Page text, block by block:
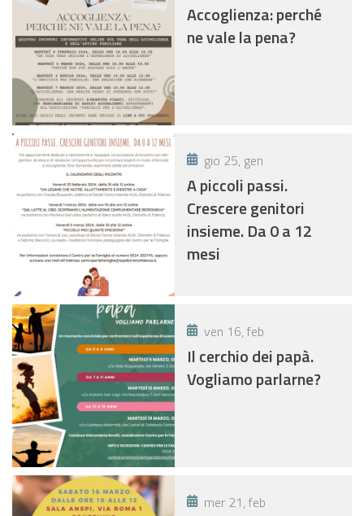
Accoglienza: perché
ne vale la pena?
gio 25, gen
A piccoli passi.
Crescere genitori
insieme. Da 0 a 12
mesi
ven 16, feb
Il cerchio dei papà.
Vogliamo parlarne?
mer 21, feb